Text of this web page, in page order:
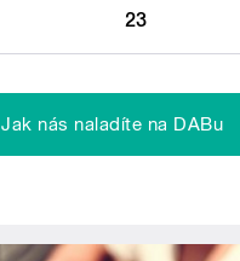
23
Jak nás naladíte na DABu